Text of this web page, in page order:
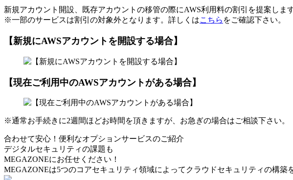
新規アカウント開設、既存アカウントの移管の際にAWS利用料の割引を提案しま
※一部のサービスは割引の対象外となります。詳しくはこちら をご確認下さい。
【新規にAWSアカウントを開設する場合】
【現在ご利用中のAWSアカウントがある場合】
※通常お手続きに2週間ほどお時間を頂きますが、お急ぎの場合はご相談下さい。
合わせて安心！便利なオプションサービスのご紹介
デジタルセキュリティの課題も
MEGAZONEにお任せください！
MEGAZONEは5つのコアセキュリティ領域によってクラウドセキュリティの構築